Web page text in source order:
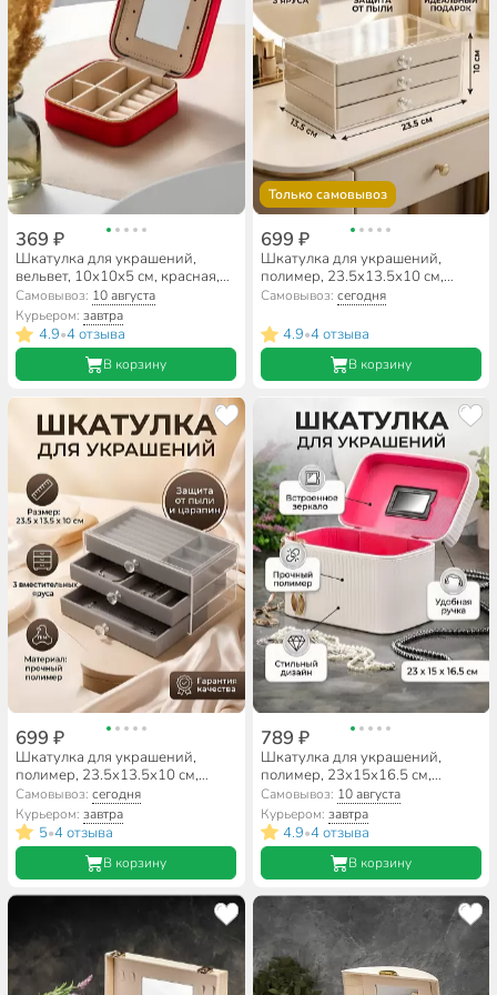
369 ₽
Шкатулка для украшений,
вельвет, 10х10х5 см, красная,
A320032
Самовывоз: 10 августа
Курьером:завтра
4.9•4 отзыва
В корзину
Только самовывоз
699 ₽
Шкатулка для украшений,
полимер, 23.5х13.5х10 см,
бежевая, A320023
Самовывоз: сегодня
4.9•4 отзыва
В корзину
699 ₽
Шкатулка для украшений,
полимер, 23.5х13.5х10 см,
серая, A320022
Самовывоз:сегодня
Курьером:завтра
5•4 отзыва
В корзину
789 ₽
Шкатулка для украшений,
полимер, 23х15х16.5 см,
бежевая, Y4-8833
Самовывоз: 10 августа
Курьером: завтра
4.9•4 отзыва
В корзину